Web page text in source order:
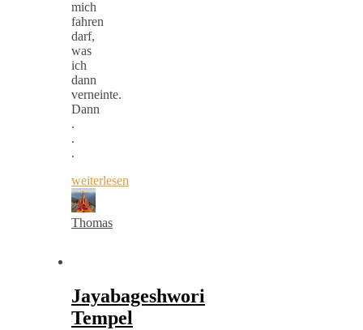
mich
fahren
darf,
was
ich
dann
verneinte.
Dann
.
.
.
weiterlesen
Thomas
Jayabageshwori
Tempel